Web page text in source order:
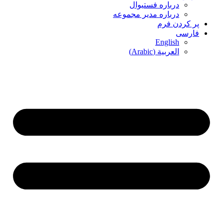
درباره فستیوال
درباره مدیر مجموعه
کردن فرم
English
العربية(
Arabic
)